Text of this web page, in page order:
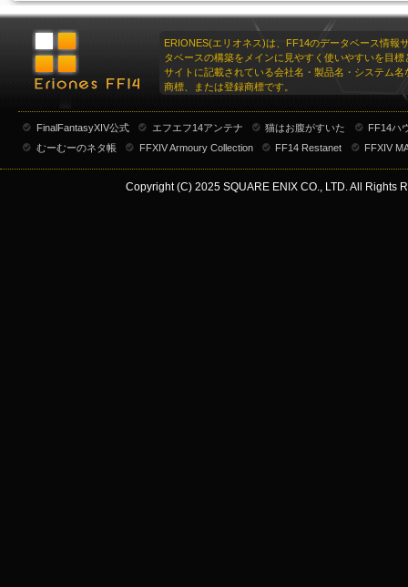
ERIONES(エリオネス)は、FF14のデータベース情報
タベースの構築をメインに見やすく使いやすいを目標
サイトに記載されている会社名・製品名・システム名
商標、または登録商標です。
FinalFantasyXIV公式 エフエフ14アンテナ 猫はお腹がすいた
FF14ハ
むーむーのネタ帳
FFXIV Armoury Collection FF14 Restanet FFXIV
Copyright (C) 2025 SQUARE ENIX CO., LTD. All Rights